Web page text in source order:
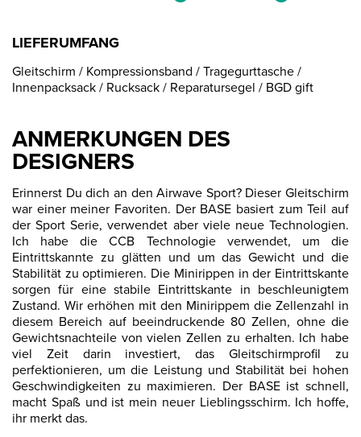
ANMERKUNGEN DES
DESIGNERS
Erinnerst Du dich an den Airwave Sport? Dieser Gleitschirm
war einer meiner Favoriten. Der BASE basiert zum Teil auf
der Sport Serie, verwendet aber viele neue Technologien.
Ich habe die CCB Technologie verwendet, um die
Eintrittskannte zu glätten und um das Gewicht und die
Stabilität zu optimieren. Die Minirippen in der Eintrittskante
sorgen für eine stabile Eintrittskante in beschleunigtem
Zustand. Wir erhöhen mit den Minirippem die Zellenzahl in
diesem Bereich auf beeindruckende 80 Zellen, ohne die
Gewichtsnachteile von vielen Zellen zu erhalten. Ich habe
viel Zeit darin investiert, das Gleitschirmprofil zu
perfektionieren, um die Leistung und Stabilität bei hohen
Geschwindigkeiten zu maximieren. Der BASE ist schnell,
macht Spaß und ist mein neuer Lieblingsschirm. Ich hoffe,
ihr merkt das.
LIEFERUMFANG
Gleitschirm / Kompressionsband / Tragegurttasche /
Innenpacksack / Rucksack / Reparatursegel / BGD gift